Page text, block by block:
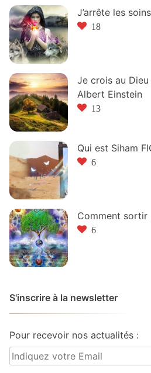
J’arrête les
18
Je crois au
Albert Einstein
13
Qui est Siham
6
Comment sortir
6
S'inscrire à la newsletter
Pour recevoir nos actualités :